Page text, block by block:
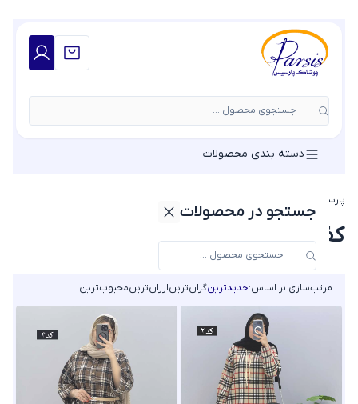
جستجوی محصول ...
جستجو در محصولات
دسته بندی محصولات
پارسیس مد
کفتان پاییزی
مرتب‌سازی بر اساس:جدیدترینگران‌ترینارزان‌ترینمحبوب‌ترین